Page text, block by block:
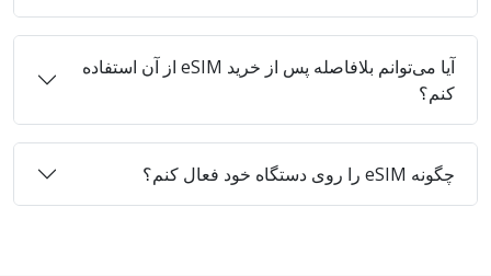
آیا می‌توانم بلافاصله پس از خرید eSIM از آن استفاده
کنم؟
چگونه eSIM را روی دستگاه خود فعال کنم؟